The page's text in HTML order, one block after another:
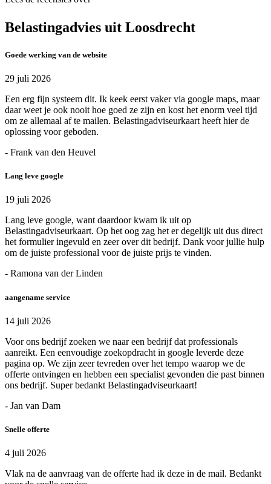
Belastingadvies uit Loosdrecht
Goede werking van de website
29 juli 2026
Een erg fijn systeem dit. Ik keek eerst vaker via google maps, maar
daar weet je ook nooit hoe goed ze zijn en kost het enorm veel tijd
om ze allemaal af te mailen. Belastingadviseurkaart heeft hier de
oplossing voor geboden.
- Frank van den Heuvel
Lang leve google
19 juli 2026
Lang leve google, want daardoor kwam ik uit op
Belastingadviseurkaart. Op het oog zag het er degelijk uit dus direct
het formulier ingevuld en zeer over dit bedrijf. Dank voor jullie hulp
om de juiste professional voor de juiste prijs te vinden.
- Ramona van der Linden
aangename service
14 juli 2026
Voor ons bedrijf zoeken we naar een bedrijf dat professionals
aanreikt. Een eenvoudige zoekopdracht in google leverde deze
pagina op. We zijn zeer tevreden over het tempo waarop we de
offerte ontvingen en hebben een specialist gevonden die past binnen
ons bedrijf. Super bedankt Belastingadviseurkaart!
- Jan van Dam
Snelle offerte
4 juli 2026
Vlak na de aanvraag van de offerte had ik deze in de mail. Bedankt